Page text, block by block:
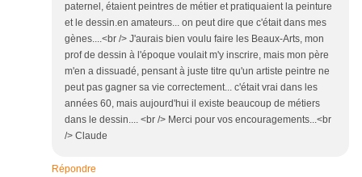
paternel, étaient peintres de métier et pratiquaient la peinture
et le dessin.en amateurs... on peut dire que c'était dans mes
gènes....<br /> J'aurais bien voulu faire les Beaux-Arts, mon
prof de dessin à l'époque voulait m'y inscrire, mais mon père
m'en a dissuadé, pensant à juste titre qu'un artiste peintre ne
peut pas gagner sa vie correctement... c'était vrai dans les
années 60, mais aujourd'hui il existe beaucoup de métiers
dans le dessin.... <br /> Merci pour vos encouragements...<br
/> Claude
Répondre